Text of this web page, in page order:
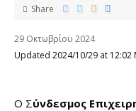
29 Οκτωβρίου 2024
Updated 2024/10/29 at
Share
Ο Σύνδεσμος